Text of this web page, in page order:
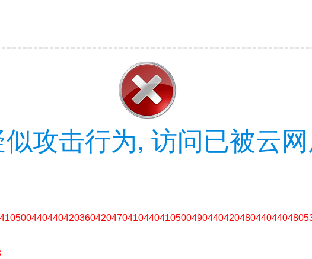
攻击行为, 访问已被云